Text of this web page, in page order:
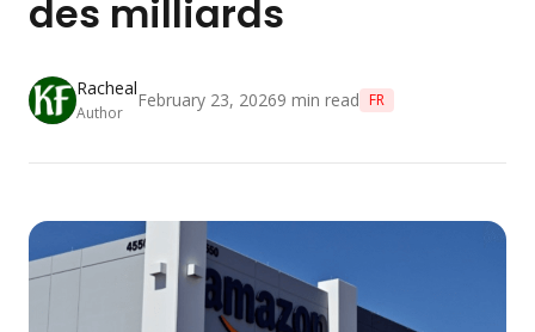
des milliards
Racheal
Author
February 23, 20269 min read FR